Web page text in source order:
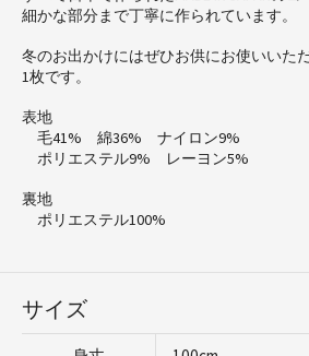
細かな部分まで丁寧に作られています。
冬のお出かけにはぜひお供にお使いいた
1枚です。
表地
毛41% 綿36% ナイロン9%
ポリエステル9% レーヨン5%
裏地
ポリエステル100%
サイズ